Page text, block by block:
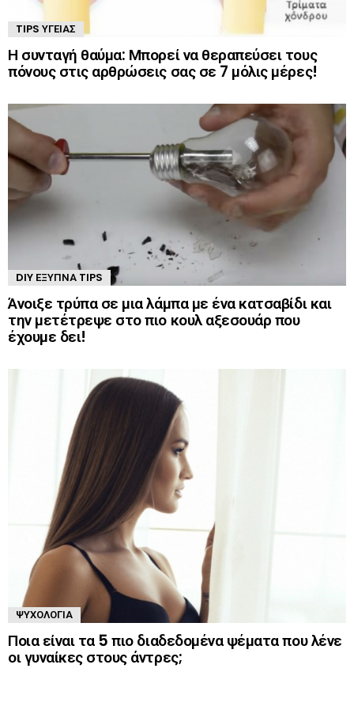
TIPS ΥΓΕΊΑΣ
Η συνταγή θαύμα: Μπορεί να θεραπεύσει τους
πόνους στις αρθρώσεις σας σε 7 μόλις μέρες!
DIY ΈΞΥΠΝΑ TIPS
Άνοιξε τρύπα σε μια λάμπα με ένα κατσαβίδι και
την μετέτρεψε στο πιο κουλ αξεσουάρ που
έχουμε δει!
ΨΥΧΟΛΟΓΊΑ
Ποια είναι τα 5 πιο διαδεδομένα ψέματα που λένε
οι γυναίκες στους άντρες;